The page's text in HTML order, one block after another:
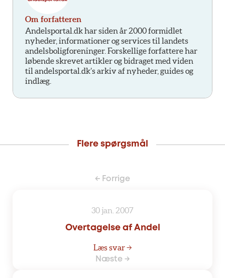
Om forfatteren
Andelsportal.dk har siden år 2000 formidlet
nyheder, informationer og services til landets
andelsboligforeninger. Forskellige forfattere har
løbende skrevet artikler og bidraget med viden
til andelsportal.dk’s arkiv af nyheder, guides og
indlæg.
Flere spørgsmål
← Forrige
30 jan. 2007
Overtagelse af Andel
Læs svar →
Næste →